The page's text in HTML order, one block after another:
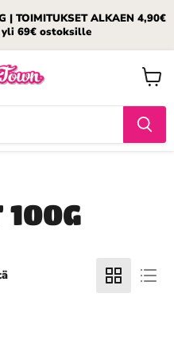
| TOIMITUKSET ALKAEN 4,90€
69€ ostoksille
Katso
100G